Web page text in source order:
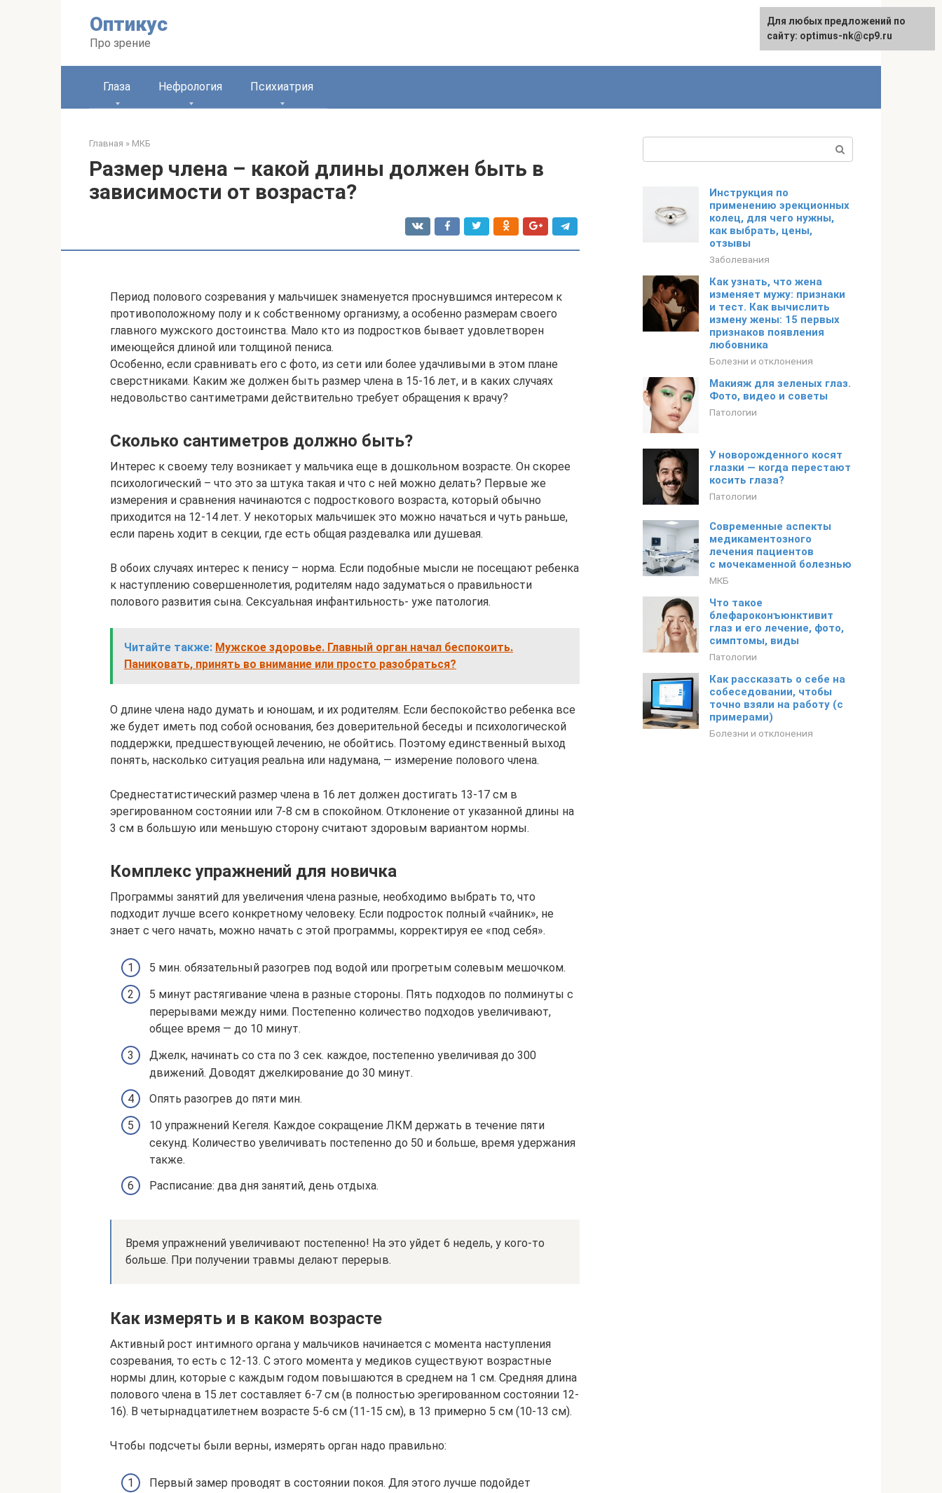
Оптикус
Про зрение
English
Глаза Нефрология Психиатрия
Главная » МКБ
Размер члена – какой длины должен быть в
зависимости от возраста?
Период полового созревания у мальчишек знаменуется проснувшимся интересом к
противоположному полу и к собственному организму, а особенно размерам своего
главного мужского достоинства. Мало кто из подростков бывает удовлетворен
имеющейся длиной или толщиной пениса.
Особенно, если сравнивать его с фото, из сети или более удачливыми в этом плане
сверстниками. Каким же должен быть размер члена в 15-16 лет, и в каких случаях
недовольство сантиметрами действительно требует обращения к врачу?
Сколько сантиметров должно быть?
Интерес к своему телу возникает у мальчика еще в дошкольном возрасте. Он скорее
психологический – что это за штука такая и что с ней можно делать? Первые же
измерения и сравнения начинаются с подросткового возраста, который обычно
приходится на 12-14 лет. У некоторых мальчишек это можно начаться и чуть раньше,
если парень ходит в секции, где есть общая раздевалка или душевая.
В обоих случаях интерес к пенису – норма. Если подобные мысли не посещают ребенка
к наступлению совершеннолетия, родителям надо задуматься о правильности
полового развития сына. Сексуальная инфантильность- уже патология.
Читайте также: Мужское здоровье. Главный орган начал беспокоить.
Паниковать, принять во внимание или просто разобраться?
О длине члена надо думать и юношам, и их родителям. Если беспокойство ребенка все
же будет иметь под собой основания, без доверительной беседы и психологической
поддержки, предшествующей лечению, не обойтись. Поэтому единственный выход
понять, насколько ситуация реальна или надумана, — измерение полового члена.
Среднестатистический размер члена в 16 лет должен достигать 13-17 см в
эрегированном состоянии или 7-8 см в спокойном. Отклонение от указанной длины на
3 см в большую или меньшую сторону считают здоровым вариантом нормы.
Комплекс упражнений для новичка
Программы занятий для увеличения члена разные, необходимо выбрать то, что
подходит лучше всего конкретному человеку. Если подросток полный «чайник», не
знает с чего начать, можно начать с этой программы, корректируя ее «под себя».
5 мин. обязательный разогрев под водой или прогретым солевым мешочком.
5 минут растягивание члена в разные стороны. Пять подходов по полминуты с
перерывами между ними. Постепенно количество подходов увеличивают,
общее время — до 10 минут.
Джелк, начинать со ста по 3 сек. каждое, постепенно увеличивая до 300
движений. Доводят джелкирование до 30 минут.
Опять разогрев до пяти мин.
10 упражнений Кегеля. Каждое сокращение ЛКМ держать в течение пяти
секунд. Количество увеличивать постепенно до 50 и больше, время удержания
также.
Расписание: два дня занятий, день отдыха.
Время упражнений увеличивают постепенно! На это уйдет 6 недель, у кого-то
больше. При получении травмы делают перерыв.
Как измерять и в каком возрасте
Активный рост интимного органа у мальчиков начинается с момента наступления
созревания, то есть с 12-13. С этого момента у медиков существуют возрастные
нормы длин, которые с каждым годом повышаются в среднем на 1 см. Средняя длина
полового члена в 15 лет составляет 6-7 см (в полностью эрегированном состоянии 12-
16). В четырнадцатилетнем возрасте 5-6 см (11-15 см), в 13 примерно 5 см (10-13 см).
Чтобы подсчеты были верны, измерять орган надо правильно:
Первый замер проводят в состоянии покоя. Для этого лучше подойдет
Инструкция по
применению эрекционных
колец, для чего нужны,
как выбрать, цены,
отзывы
Заболевания
Как узнать, что жена
изменяет мужу: признаки
и тест. Как вычислить
измену жены: 15 первых
признаков появления
любовника
Болезни и отклонения
Макияж для зеленых глаз.
Фото, видео и советы
Патологии
У новорожденного косят
глазки — когда перестают
косить глаза?
Патологии
Современные аспекты
медикаментозного
лечения пациентов
с мочекаменной болезнью
МКБ
Что такое
блефароконъюнктивит
глаз и его лечение, фото,
симптомы, виды
Патологии
Как рассказать о себе на
собеседовании, чтобы
точно взяли на работу (с
примерами)
Болезни и отклонения
Для любых предложений по
сайту: optimus-nk@cp9.ru